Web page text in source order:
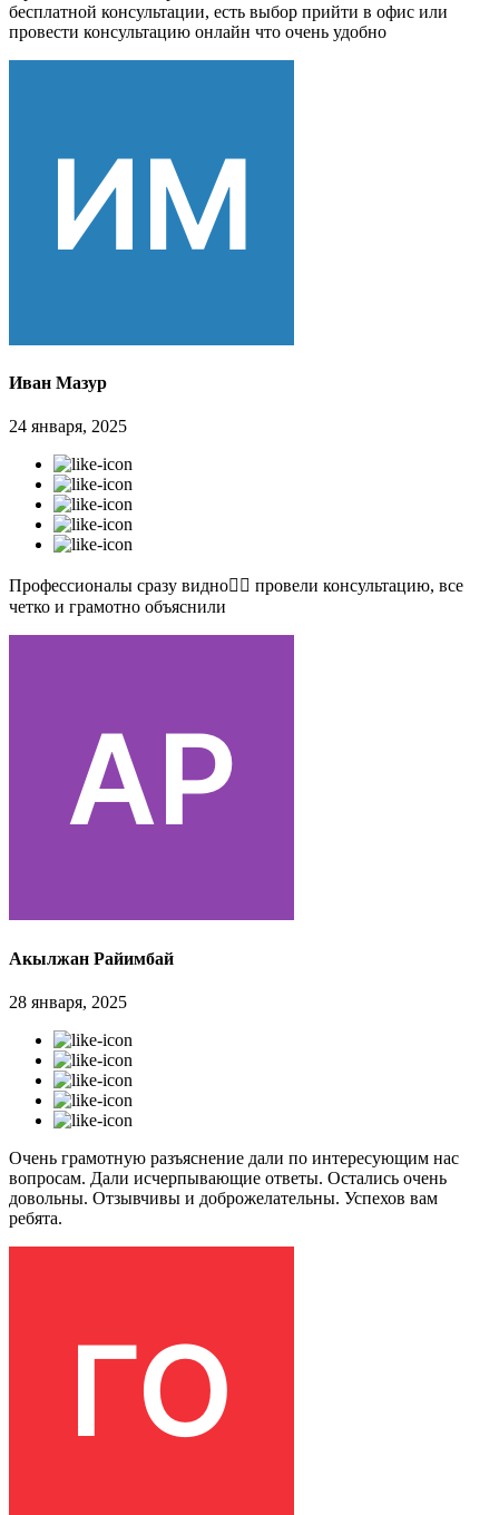
бесплатной консультации, есть выбор прийти в офис или
провести консультацию онлайн что очень удобно
Иван Мазур
24 января, 2025
Профессионалы сразу видно👍🏻 провели консультацию, все
четко и грамотно объяснили
Акылжан Райимбай
28 января, 2025
Очень грамотную разъяснение дали по интересующим нас
вопросам. Дали исчерпывающие ответы. Остались очень
довольны. Отзывчивы и доброжелательны. Успехов вам
ребята.